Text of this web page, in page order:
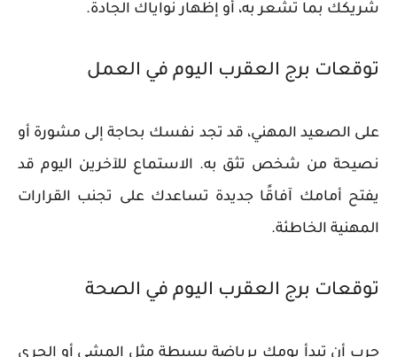
شريكك بما تشعر به، أو إظهار نواياك الجادة.
توقعات برج العقرب اليوم في العمل
على الصعيد المهني، قد تجد نفسك بحاجة إلى مشورة أو
نصيحة من شخص تثق به. الاستماع للآخرين اليوم قد
يفتح أمامك آفاقًا جديدة تساعدك على تجنب القرارات
المهنية الخاطئة.
توقعات برج العقرب اليوم في الصحة
جرب أن تبدأ يومك برياضة بسيطة مثل المشي أو الجري